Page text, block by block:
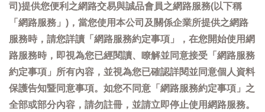
司)提供您便利之網路交易與誠品會員之網路服務(以下稱
「網路服務」)，當您使用本公司及關係企業所提供之網路
服務時，請您詳讀「網路服務約定事項」，在您開始使用網
路服務時，即視為您已經閱讀、瞭解並同意接受「網路服務
約定事項」所有內容，並視為您已確認詳閱並同意個人資料
保護告知暨同意事項。如您不同意「網路服務約定事項」之
全部或部分內容，請勿註冊，並請立即停止使用網路服務。